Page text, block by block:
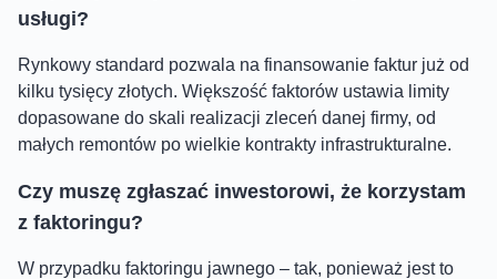
usługi?
Rynkowy standard pozwala na finansowanie faktur już od
kilku tysięcy złotych. Większość faktorów ustawia limity
dopasowane do skali realizacji zleceń danej firmy, od
małych remontów po wielkie kontrakty infrastrukturalne.
Czy muszę zgłaszać inwestorowi, że korzystam
z faktoringu?
W przypadku faktoringu jawnego – tak, ponieważ jest to